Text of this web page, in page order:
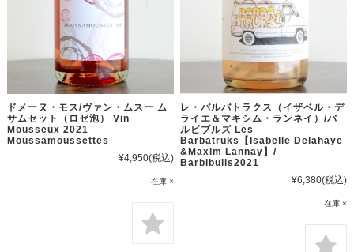
ドメーヌ・モス/ヴァン・ムスー ム
サムセット（ロゼ泡） Vin
Mousseux 2021
Moussamoussettes
¥4,950(税込)
在庫 ×
レ・バルバトラクス（イザベル・デ
ライエ＆マキシム・ランネイ）/バ
ルビブルズ Les
Barbatruks【Isabelle Delahaye
&Maxim Lannay】/
Barbibulls2021
¥6,380(税込)
在庫 ×